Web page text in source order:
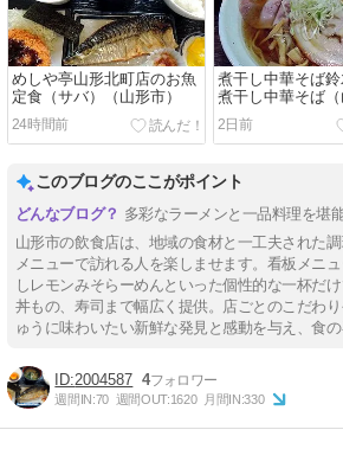
めしや亭山形北町店のお魚
定食（サバ）（山形市）
24時間前
煮干し中華そば
煮干し中華そば（
2日前
このブログのここがポイント
多彩なラーメンと一品料理を堪
山形市の飲食店は、地域の食材と一工夫された
メニューで訪れる人を楽しませます。看板メニ
しレモンみそらーめんといった個性的な一杯だ
丼もの、寿司まで幅広く提供。店ごとのこだわ
ゅうに味わいたい新鮮な発見と感動を与え、食の
2004587 4
週間IN:70 週間OUT:1620 月間IN:330